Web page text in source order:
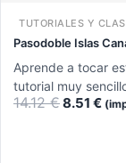
TUTORIALES Y
Pasodoble Islas
Aprende a tocar
tutorial muy
14.12€8.51 €